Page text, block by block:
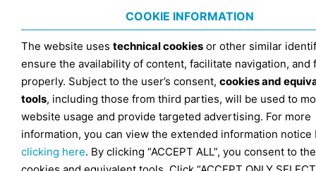
COOKIE INFORMATION
The website uses technical cookies or other similar
ensure the availability of content, facilitate navigation, and
properly. Subject to the user’s consent, cookies and
tools, including those from third parties, will be used to
website usage and provide targeted advertising. For more
information, you can view the extended information notice
clicking here. By clicking “ACCEPT ALL”, you consent to